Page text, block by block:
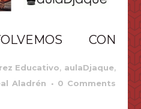
CON
Educativo, aulaDjaque,
Aladrén
0 Comments